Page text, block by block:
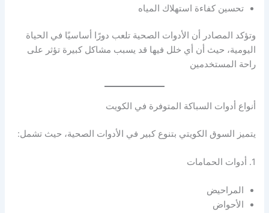
تحسين كفاءة استهلاك المياه
وتؤكد المصادر أن الأدوات الصحية تلعب دورًا أساسيًا في الحياة
اليومية، حيث أن أي خلل فيها قد يسبب مشاكل كبيرة تؤثر على
راحة المستخدمين
أنواع أدوات السباكة المتوفرة في الكويت
يتميز السوق الكويتي بتنوع كبير في الأدوات الصحية، حيث تشمل:
1. أدوات الحمامات
المراحيض
الأحواض